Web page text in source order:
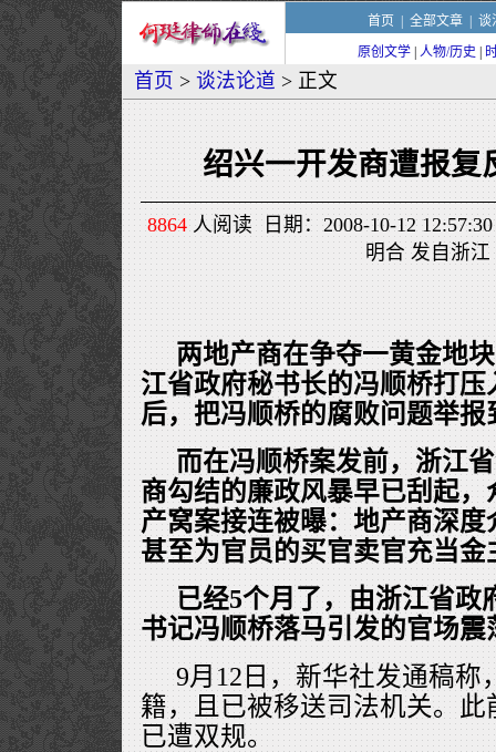
首页 全部文章| 谈
原创文学 人物/历史
首页 > 谈法论道 > 正文
绍兴一开发商遭报复
8864人阅读 日期：2008-10-12
明合 发自浙江
两地产商在争夺一黄金地
江省政府秘书长的冯顺桥打
后，把冯顺桥的腐败问题举
而在冯顺桥案发前，浙江
商勾结的廉政风暴早已刮起
产窝案接连被曝：地产商深
甚至为官员的买官卖官充当金
已经5个月了，由浙江省政
书记冯顺桥落马引发的官场震
9月12日，新华社发通稿称
籍，且已被移送司法机关。此
已遭双规。